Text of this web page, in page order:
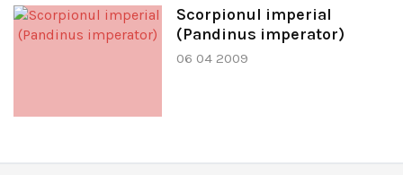
Scorpionul imperial
(Pandinus imperator)
06 04 2009